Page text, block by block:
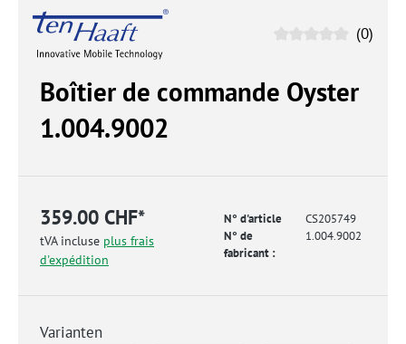
(0)
Boîtier de commande Oyster
1.004.9002
359.00 CHF*
tVA incluse plus frais
d'expédition
N° d'article
CS205749
N° de
fabricant :
1.004.9002
Varianten